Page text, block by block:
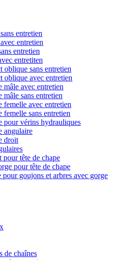
entretien
entretien
entretien
entretiten
oblique sans entretien
oblique avec entretien
mâle avec entretien
mâle sans entretien
femelle avec entretien
femelle sans entretien
pour vérins hydrauliques
angulaire
droit
pour tête de chape
pour tête de chape
goujons et arbres avec gorge
de chaînes